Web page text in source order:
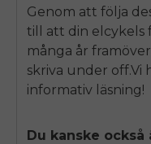
Genom att följa
till att din elcykels
många år
skriva under off.Vi
informativ läsning!
Du kanske också